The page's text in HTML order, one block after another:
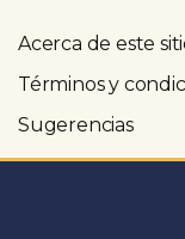
Acerca de este
Términos y
Sugerencias